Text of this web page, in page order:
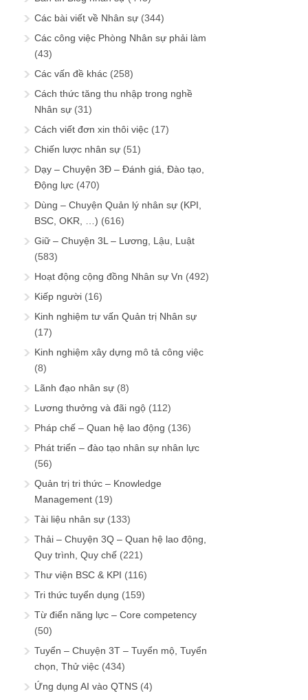
Các bài viết về Nhân sự (344)
Các công việc Phòng Nhân sự phải làm
(43)
Các vấn đề khác (258)
Cách thức tăng thu nhập trong nghề
Nhân sự (31)
Cách viết đơn xin thôi việc (17)
Chiến lược nhân sự (51)
Dạy – Chuyện 3Đ – Đánh giá, Đào tạo,
Động lực (470)
Dùng – Chuyện Quản lý nhân sự (KPI,
BSC, OKR, …) (616)
Giữ – Chuyện 3L – Lương, Lậu, Luật
(583)
Hoạt động cộng đồng Nhân sự Vn (492)
Kiếp người (16)
Kinh nghiệm tư vấn Quản trị Nhân sự
(17)
Kinh nghiệm xây dựng mô tả công việc
(8)
Lãnh đạo nhân sự (8)
Lương thưởng và đãi ngộ (112)
Pháp chế – Quan hệ lao động (136)
Phát triển – đào tạo nhân sự nhân lực
(56)
Quản trị tri thức – Knowledge
Management (19)
Tài liệu nhân sự (133)
Thải – Chuyện 3Q – Quan hệ lao động,
Quy trình, Quy chế (221)
Thư viện BSC & KPI (116)
Tri thức tuyển dụng (159)
Từ điển năng lực – Core competency
(50)
Tuyển – Chuyện 3T – Tuyển mộ, Tuyển
chọn, Thử việc (434)
Ứng dụng AI vào QTNS (4)